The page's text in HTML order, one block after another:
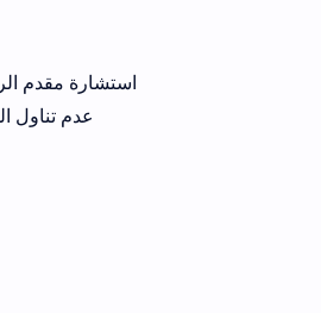
استشارة مقدم
عدم تناول